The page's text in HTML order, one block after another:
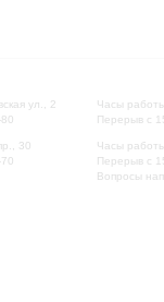
ул., 2
30
Часы
Перерыв с
Часы
Перерыв с
Вопросы